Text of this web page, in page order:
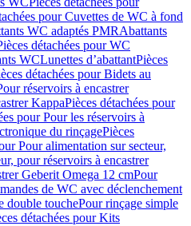
pour Cuvettes de WC à fond
WC adaptés PMRAbattants
détachées pour WC
WCLunettes d’abattantPièces
détachées pour Bidets au
réservoirs à encastrer
KappaPièces détachées pour
pour Pour les réservoirs à
du rinçagePièces
Pour alimentation sur secteur,
pour réservoirs à encastrer
Geberit Omega 12 cmPour
de WC avec déclenchement
double touchePour rinçage simple
détachées pour Kits